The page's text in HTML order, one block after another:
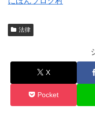
法律
X
Pocket